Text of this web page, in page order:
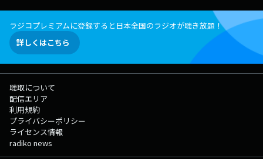
ラジコプレミアムに登録すると日本全国のラジオが聴き放題！
詳しくはこちら
聴取について
配信エリア
利用規約
プライバシーポリシー
ライセンス情報
radiko news